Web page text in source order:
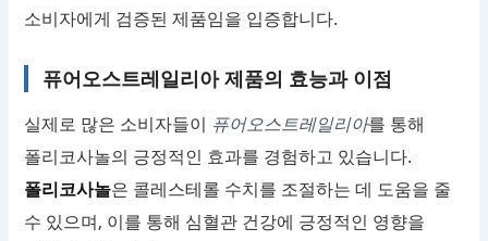
소비자에게 검증된 제품임을 입증합니다.
퓨어오스트레일리아 제품의 효능과 이점
실제로 많은 소비자들이 퓨어오스트레일리아를 통해
폴리코사놀의 긍정적인 효과를 경험하고 있습니다.
폴리코사놀은 콜레스테롤 수치를 조절하는 데 도움을 줄
수 있으며, 이를 통해 심혈관 건강에 긍정적인 영향을